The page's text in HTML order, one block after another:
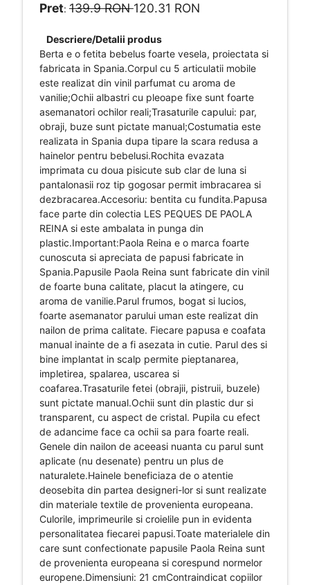
Pret: 139.9 RON120.31 RON
Descriere/Detalii produs
Berta e o fetita bebelus foarte vesela, proiectata si
fabricata in Spania.Corpul cu 5 articulatii mobile
este realizat din vinil parfumat cu aroma de
vanilie;Ochii albastri cu pleoape fixe sunt foarte
asemanatori ochilor reali;Trasaturile capului: par,
obraji, buze sunt pictate manual;Costumatia este
realizata in Spania dupa tipare la scara redusa a
hainelor pentru bebelusi.Rochita evazata
imprimata cu doua pisicute sub clar de luna si
pantalonasii roz tip gogosar permit imbracarea si
dezbracarea.Accesoriu: bentita cu fundita.Papusa
face parte din colectia LES PEQUES DE PAOLA
REINA si este ambalata in punga din
plastic.Important:Paola Reina e o marca foarte
cunoscuta si apreciata de papusi fabricate in
Spania.Papusile Paola Reina sunt fabricate din vinil
de foarte buna calitate, placut la atingere, cu
aroma de vanilie.Parul frumos, bogat si lucios,
foarte asemanator parului uman este realizat din
nailon de prima calitate. Fiecare papusa e coafata
manual inainte de a fi asezata in cutie. Parul des si
bine implantat in scalp permite pieptanarea,
impletirea, spalarea, uscarea si
coafarea.Trasaturile fetei (obrajii, pistruii, buzele)
sunt pictate manual.Ochii sunt din plastic dur si
transparent, cu aspect de cristal. Pupila cu efect
de adancime face ca ochii sa para foarte reali.
Genele din nailon de aceeasi nuanta cu parul sunt
aplicate (nu desenate) pentru un plus de
naturalete.Hainele beneficiaza de o atentie
deosebita din partea designeri-lor si sunt realizate
din materiale textile de provenienta europeana.
Culorile, imprimeurile si croielile pun in evidenta
personalitatea fiecarei papusi.Toate materialele din
care sunt confectionate papusile Paola Reina sunt
de provenienta europeana si corespund normelor
europene.Dimensiuni: 21 cmContraindicat copiilor